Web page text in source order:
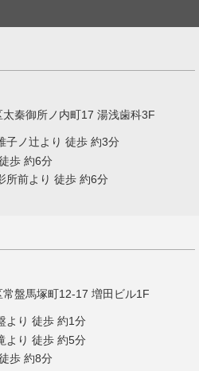
秦御所ノ内町17 湯浅歯科3F
子ノ辻より 徒歩 約3分
歩 約6分
所前より 徒歩 約6分
盤馬塚町12-17 増田ビル1F
より 徒歩 約1分
より 徒歩 約5分
歩 約8分